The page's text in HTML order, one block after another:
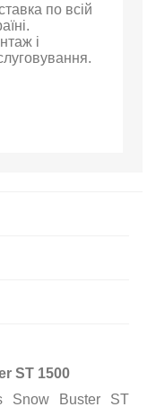
по всій
і
ST 1500
Snow Buster ST